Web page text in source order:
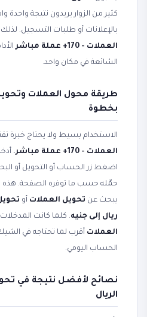
كثير من الزوار يريدون نتيجة
بالإعلانات أو طلبات التسجيل.
العملات - 170+ عملة مباشر
الشائعة في مكان واحد.
طريقة محول العملات
بخطوة
الاستخدام بسيط ولا يحتاج خبرة
العملات - 170+ عملة مباشر
،
اضغط زر الحساب أو التحويل أو
حمّله حسب ما توفره الصفحة. هذه
يبحث عن تحويل العملات أو
ريال إلى جنيه. كلما كانت
العملات أقرب لما تحتاجه في الشيك
الحساب اليومي.
نصائح لأفضل نتيجة في
الريال